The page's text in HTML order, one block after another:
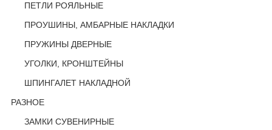
ПЕТЛИ РОЯЛЬНЫЕ
ПРОУШИНЫ, АМБАРНЫЕ НАКЛАДКИ
ПРУЖИНЫ ДВЕРНЫЕ
УГОЛКИ, КРОНШТЕЙНЫ
ШПИНГАЛЕТ НАКЛАДНОЙ
РАЗНОЕ
ЗАМКИ СУВЕНИРНЫЕ